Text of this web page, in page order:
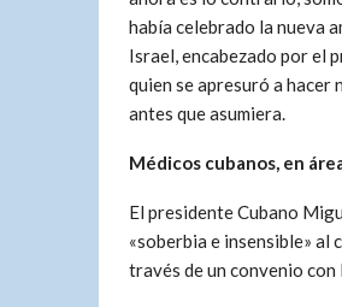
había celebrado la nueva
Israel, encabezado por el
quien se apresuró a
antes que asumiera.
Médicos cubanos, en
El presidente Cubano
«soberbia e insensible» al
través de un convenio con